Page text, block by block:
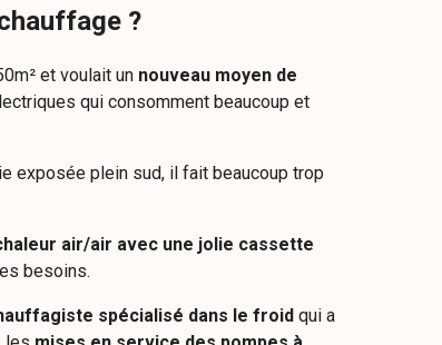
?
et voulait un nouveau moyen de
qui consomment beaucoup et
exposée plein sud, il fait beaucoup trop
air/air avec une jolie cassette
besoins.
spécialisé dans le froid qui a